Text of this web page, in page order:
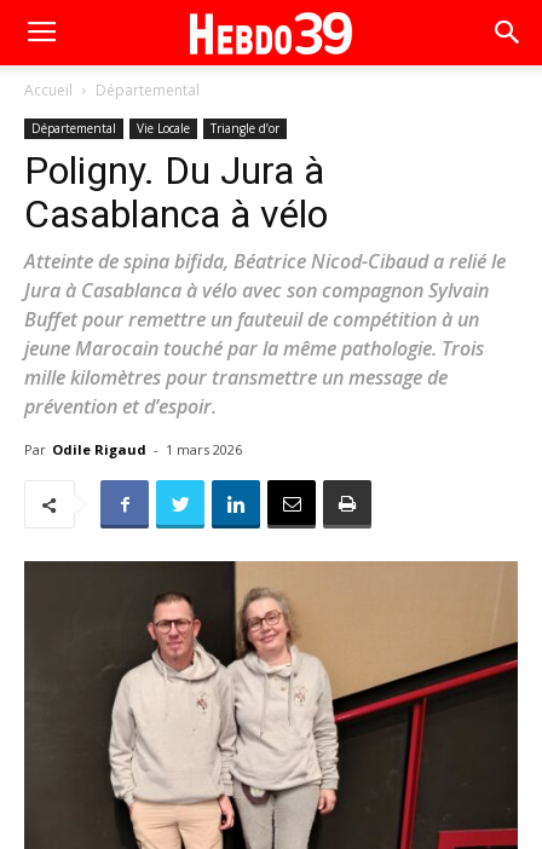
Accueil Départemental
Départemental Vie Locale Triangle d’or
Poligny. Du Jura à
Casablanca à vélo
Atteinte de spina bifida, Béatrice Nicod-Cibaud a relié le
Jura à Casablanca à vélo avec son compagnon Sylvain
Buffet pour remettre un fauteuil de compétition à un
jeune Marocain touché par la même pathologie. Trois
mille kilomètres pour transmettre un message de
prévention et d’espoir.
Par Odile Rigaud - 1 mars 2026